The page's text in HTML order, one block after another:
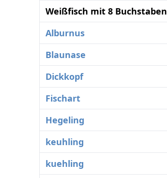
Weißfisch mit 8 Buchstaben
Alburnus
Blaunase
Dickkopf
Fischart
Hegeling
keuhling
kuehling